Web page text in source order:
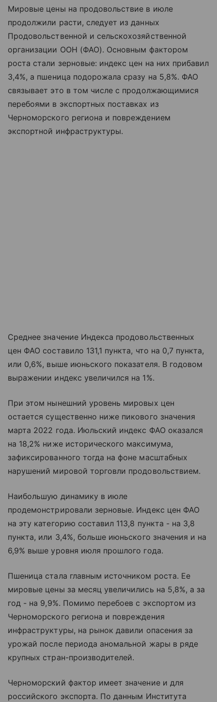
Мировые цены на продовольствие в июле
продолжили расти, следует из данных
Продовольственной и сельскохозяйственной
организации ООН (ФАО). Основным фактором
роста стали зерновые: индекс цен на них прибавил
3,4%, а пшеница подорожала сразу на 5,8%. ФАО
связывает это в том числе с продолжающимися
перебоями в экспортных поставках из
Черноморского региона и повреждением
экспортной инфраструктуры.
Среднее значение Индекса продовольственных
цен ФАО составило 131,1 пункта, что на 0,7 пункта,
или 0,6%, выше июньского показателя. В годовом
выражении индекс увеличился на 1%.
При этом нынешний уровень мировых цен
остается существенно ниже пикового значения
марта 2022 года. Июльский индекс ФАО оказался
на 18,2% ниже исторического максимума,
зафиксированного тогда на фоне масштабных
нарушений мировой торговли продовольствием.
Наибольшую динамику в июле
продемонстрировали зерновые. Индекс цен ФАО
на эту категорию составил 113,8 пункта - на 3,8
пункта, или 3,4%, больше июньского значения и на
6,9% выше уровня июля прошлого года.
Пшеница стала главным источником роста. Ее
мировые цены за месяц увеличились на 5,8%, а за
год - на 9,9%. Помимо перебоев с экспортом из
Черноморского региона и повреждения
инфраструктуры, на рынок давили опасения за
урожай после периода аномальной жары в ряде
крупных стран-производителей.
Черноморский фактор имеет значение и для
российского экспорта. По данным Института